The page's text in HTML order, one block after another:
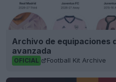
Archivo de equipaciones
avanzada
OFICIAL Football Kit Archive